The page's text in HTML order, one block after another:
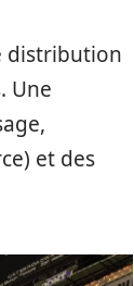
distribution
Une
et des